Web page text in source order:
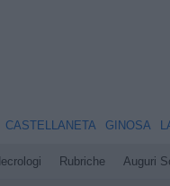
CASTELLANETA GINOSA
Rubriche Auguri